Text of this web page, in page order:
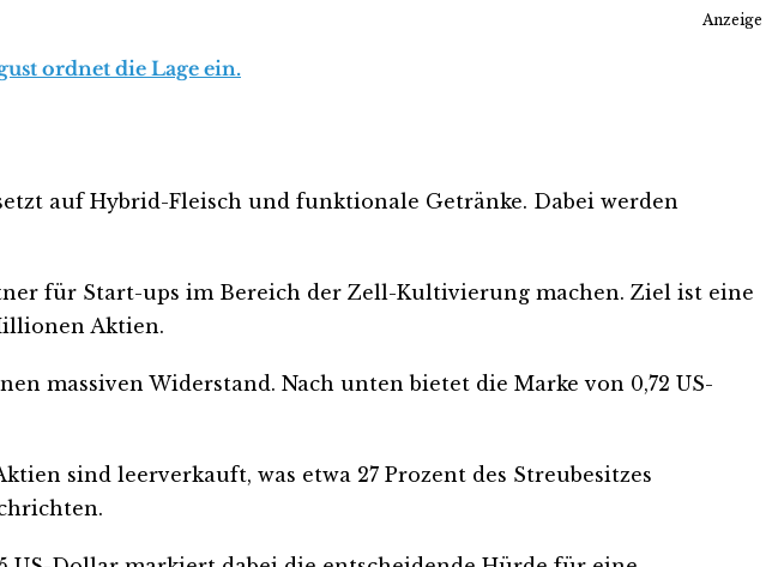
Anzeige
ordnet die Lage ein.
auf Hybrid-Fleisch und funktionale Getränke. Dabei werden
für Start-ups im Bereich der Zell-Kultivierung machen. Ziel ist eine
Aktien.
massiven Widerstand. Nach unten bietet die Marke von 0,72 US-
sind leerverkauft, was etwa 27 Prozent des Streubesitzes